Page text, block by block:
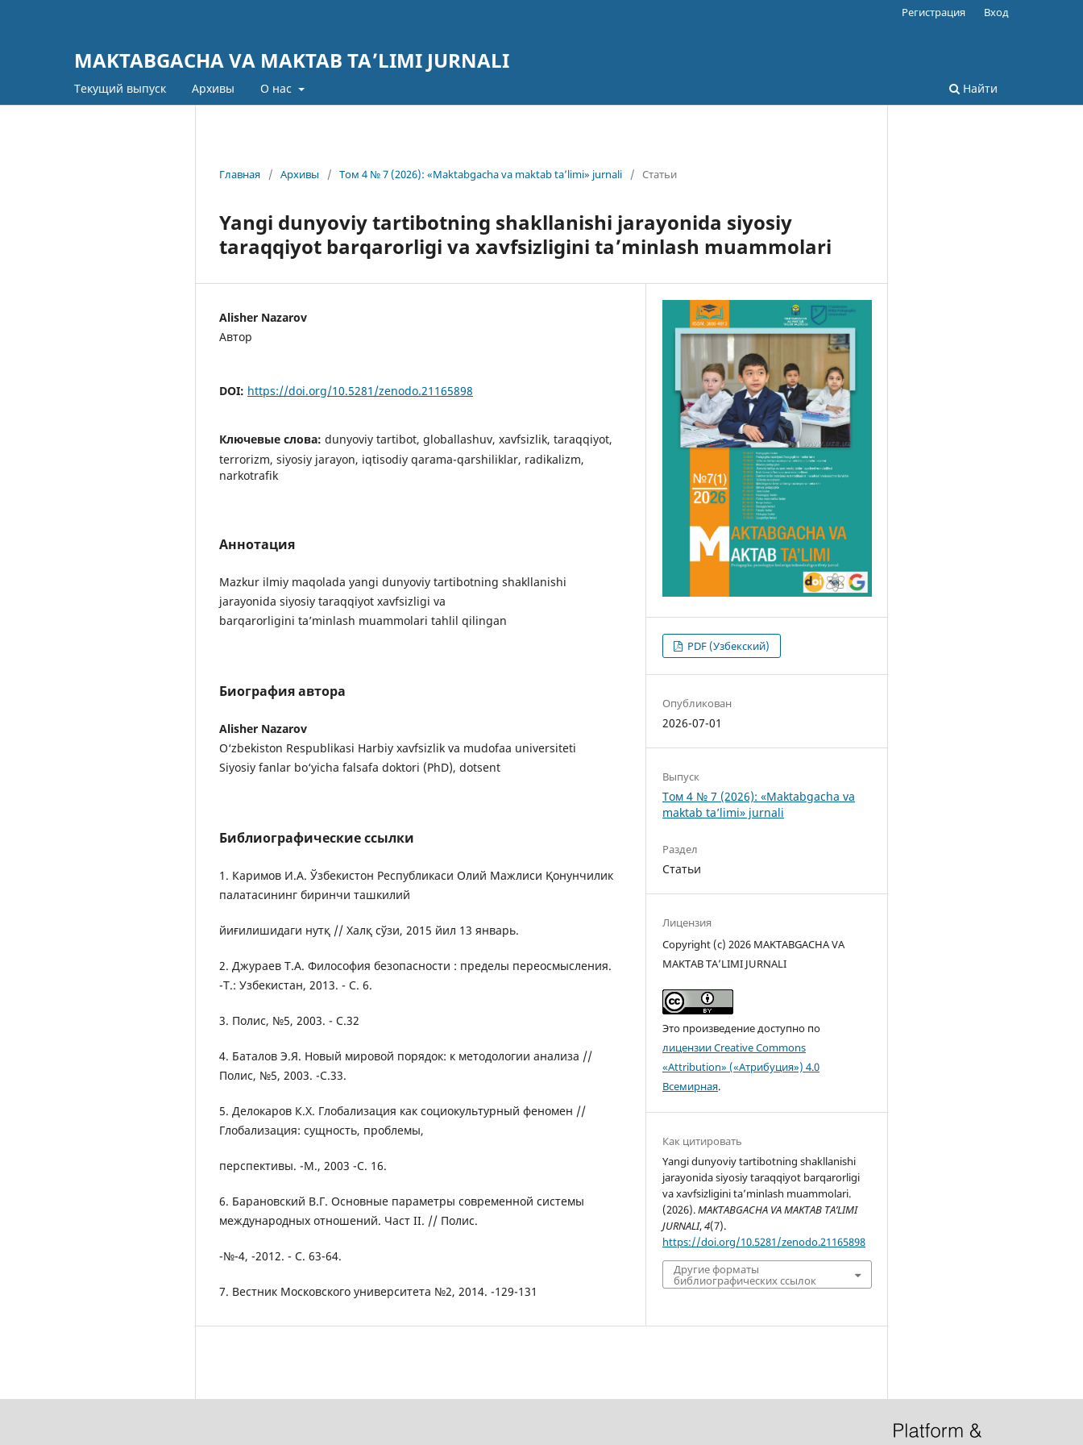
MAKTABGACHA VA MAKTAB TA’LIMI JURNALI
Текущий выпуск Архивы О нас Найти
Регистрация Вход
Главная / Архивы / Том 4 № 7 (2026): «Maktabgacha va maktab ta’limi» jurnali / Статьи
Yangi dunyoviy tartibotning shakllanishi jarayonida siyosiy
taraqqiyot barqarorligi va xavfsizligini ta’minlash muammolari
Alisher Nazarov
Автор
DOI: https://doi.org/10.5281/zenodo.21165898
Ключевые слова: dunyoviy tartibot, globallashuv, xavfsizlik, taraqqiyot,
terrorizm, siyosiy jarayon, iqtisodiy qarama-qarshiliklar, radikalizm,
narkotrafik
Аннотация
Mazkur ilmiy maqolada yangi dunyoviy tartibotning shakllanishi
jarayonida siyosiy taraqqiyot xavfsizligi va
barqarorligini ta’minlash muammolari tahlil qilingan
Биография автора
Alisher Nazarov
O‘zbekiston Respublikasi Harbiy xavfsizlik va mudofaa universiteti
Siyosiy fanlar bo‘yicha falsafa doktori (PhD), dotsent
Библиографические ссылки
1. Каримов И.А. Ўзбекистон Республикаси Олий Мажлиси Қонунчилик
палатасининг биринчи ташкилий
йиғилишидаги нутқ // Халқ сўзи, 2015 йил 13 январь.
2. Джураев Т.А. Философия безопасности : пределы переосмысления.
-Т.: Узбекистан, 2013. - С. 6.
3. Полис, №5, 2003. - С.32
4. Баталов Э.Я. Новый мировой порядок: к методологии анализа //
Полис, №5, 2003. -С.33.
5. Делокаров К.Х. Глобализация как социокультурный феномен //
Глобализация: сущность, проблемы,
перспективы. -М., 2003 -С. 16.
6. Барановский В.Г. Основные параметры современной системы
международных отношений. Част II. // Полис.
-№-4, -2012. - С. 63-64.
7. Вестник Московского университета №2, 2014. -129-131
PDF (Узбекский)
Опубликован
2026-07-01
Выпуск
Том 4 № 7 (2026): «Maktabgacha va
maktab ta’limi» jurnali
Раздел
Статьи
Лицензия
Copyright (c) 2026 MAKTABGACHA VA
MAKTAB TA’LIMI JURNALI
Это произведение доступно по
лицензии Creative Commons
«Attribution» («Атрибуция») 4.0
Всемирная.
Как цитировать
Yangi dunyoviy tartibotning shakllanishi
jarayonida siyosiy taraqqiyot barqarorligi
va xavfsizligini ta’minlash muammolari.
(2026).MAKTABGACHA VA MAKTAB TA’LIMI
JURNALI,4(7).
https://doi.org/10.5281/zenodo.21165898
Другие форматы
библиографических ссылок